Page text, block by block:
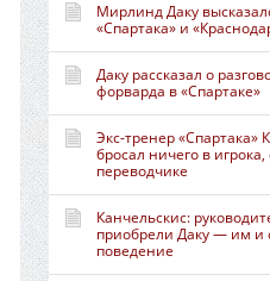
Мирлинд Даку
«Спартака» и
Даку рассказал о
форварда в «Спартаке»
Экс-тренер «Спартака»
бросал ничего в
переводчике
Канчельскис:
приобрели Даку — им и
поведение